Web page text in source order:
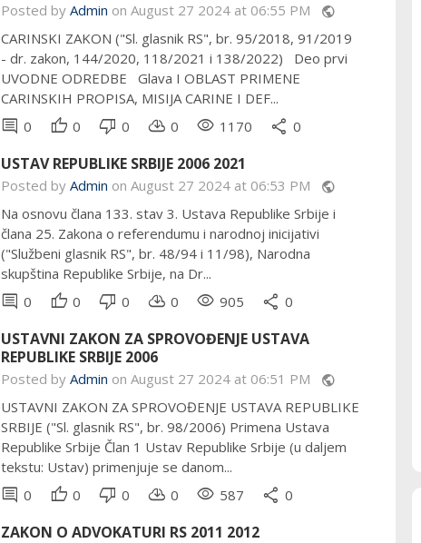
Posted by Admin on August 27 2024 at 06:55 PM public
CARINSKI ZAKON ("Sl. glasnik RS", br. 95/2018, 91/2019
- dr. zakon, 144/2020, 118/2021 i 138/2022) Deo prvi
UVODNE ODREDBE Glava I OBLAST PRIMENE
CARINSKIH PROPISA, MISIJA CARINE I DEF...
comment 0 thumb_up 0 thumb_down 0 cloud_download 0 remove_red_eye 1170 share 0
USTAV REPUBLIKE SRBIJE 2006 2021
Posted by Admin on August 27 2024 at 06:53 PM public
Na osnovu člana 133. stav 3. Ustava Republike Srbije i
člana 25. Zakona o referendumu i narodnoj inicijativi
("Službeni glasnik RS", br. 48/94 i 11/98), Narodna
skupština Republike Srbije, na Dr...
comment 0 thumb_up 0 thumb_down 0 cloud_download 0 remove_red_eye 905 share 0
USTAVNI ZAKON ZA SPROVOĐENJE USTAVA
REPUBLIKE SRBIJE 2006
Posted by Admin on August 27 2024 at 06:51 PM public
USTAVNI ZAKON ZA SPROVOĐENJE USTAVA REPUBLIKE
SRBIJE ("Sl. glasnik RS", br. 98/2006) Primena Ustava
Republike Srbije Član 1 Ustav Republike Srbije (u daljem
tekstu: Ustav) primenjuje se danom...
comment 0 thumb_up 0 thumb_down 0 cloud_download 0 remove_red_eye 587 share 0
ZAKON O ADVOKATURI RS 2011 2012